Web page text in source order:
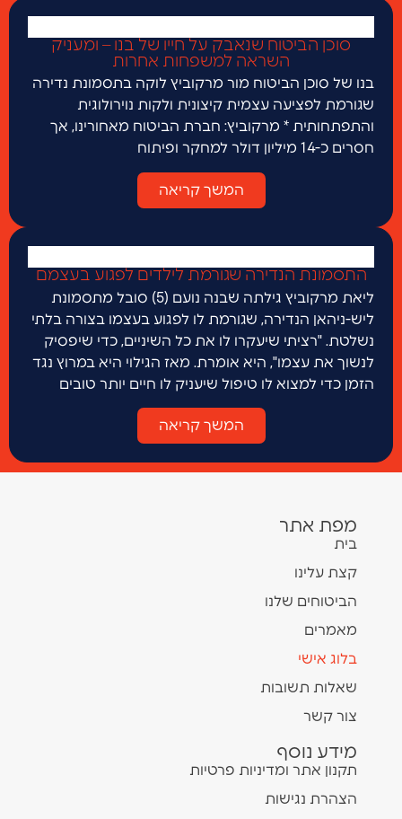
סוכן הביטוח שנאבק על חייו של בנו – ומעניק
השראה למשפחות אחרות
בנו של סוכן הביטוח מור מרקוביץ לוקה בתסמונת נדירה
שגורמת לפציעה עצמית קיצונית ולקות נוירולוגית
והתפתחותית * מרקוביץ: חברת הביטוח מאחורינו, אך
חסרים כ-14 מיליון דולר למחקר ופיתוח
המשך קריאה
התסמונת הנדירה שגורמת לילדים לפגוע בעצמם
ליאת מרקוביץ גילתה שבנה נועם (5) סובל מתסמונת
ליש-ניהאן הנדירה, שגורמת לו לפגוע בעצמו בצורה בלתי
נשלטת. "רציתי שיעקרו לו את כל השיניים, כדי שיפסיק
לנשוך את עצמו", היא אומרת. מאז הגילוי היא במרוץ נגד
הזמן כדי למצוא לו טיפול שיעניק לו חיים יותר טובים
המשך קריאה
מפת אתר
בית
קצת עלינו
הביטוחים שלנו
מאמרים
בלוג אישי
שאלות תשובות
צור קשר
מידע נוסף
תקנון אתר ומדיניות פרטיות
הצהרת נגישות